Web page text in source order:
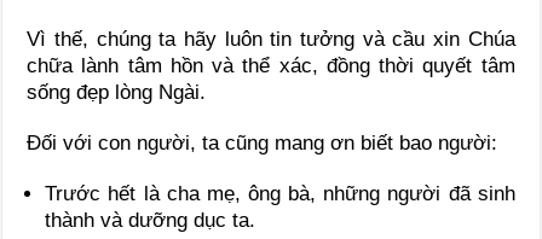
Vì thế, chúng ta hãy luôn tin tưởng và cầu xin Chúa
chữa lành tâm hồn và thể xác, đồng thời quyết tâm
sống đẹp lòng Ngài.
Đối với con người, ta cũng mang ơn biết bao người:
Trước hết là cha mẹ, ông bà, những người đã sinh
thành và dưỡng dục ta.